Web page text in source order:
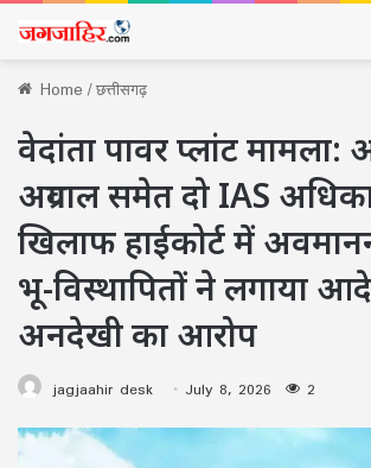
Home/छत्तीसगढ़
वेदांता पावर प्लांट मामला:
अग्रवाल समेत दो IAS
खिलाफ हाईकोर्ट में
भू-विस्थापितों ने लगाया
अनदेखी का आरोप
jagjaahir desk July 8, 2026 2